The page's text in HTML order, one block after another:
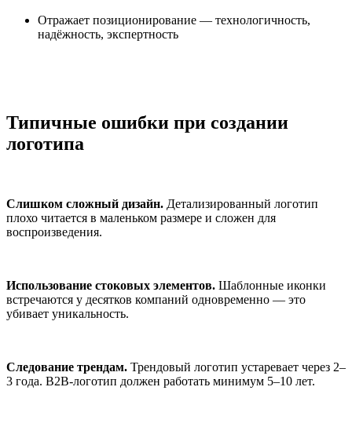
Отражает позиционирование — технологичность,
надёжность, экспертность
Типичные ошибки при создании
логотипа
Слишком сложный дизайн. Детализированный логотип
плохо читается в маленьком размере и сложен для
воспроизведения.
Использование стоковых элементов. Шаблонные иконки
встречаются у десятков компаний одновременно — это
убивает уникальность.
Следование трендам. Трендовый логотип устаревает через 2–
3 года. B2B-логотип должен работать минимум 5–10 лет.